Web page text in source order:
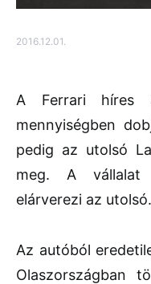
2016.12.01.
A Ferrari híres
mennyiségben
pedig az utolsó
meg. A vállalat
elárverezi az
Az autóból
Olaszországban